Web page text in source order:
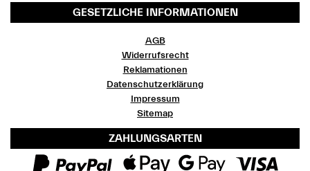
GESETZLICHE INFORMATIONEN
AGB
Widerrufsrecht
Reklamationen
Datenschutzerklärung
Impressum
Sitemap
ZAHLUNGSARTEN